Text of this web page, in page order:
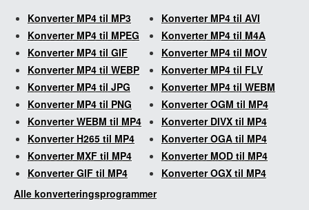
Konverter MP4 til MP3
Konverter MP4 til AVI
Konverter MP4 til MPEG
Konverter MP4 til M4A
Konverter MP4 til GIF
Konverter MP4 til MOV
Konverter MP4 til WEBP
Konverter MP4 til FLV
Konverter MP4 til JPG
Konverter MP4 til WEBM
Konverter MP4 til PNG
Konverter OGM til MP4
Konverter WEBM til MP4
Konverter DIVX til MP4
Konverter H265 til MP4
Konverter OGA til MP4
Konverter MXF til MP4
Konverter MOD til MP4
Konverter GIF til MP4
Konverter OGX til MP4
Alle konverteringsprogrammer